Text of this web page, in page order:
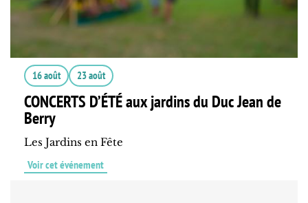
16 août 23 août
CONCERTS D’ÉTÉ aux jardins du Duc Jean de
Berry
Les Jardins en Fête
Voir cet événement